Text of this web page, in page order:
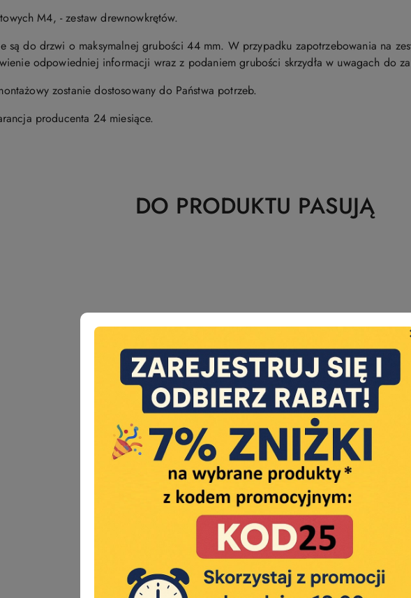
M4, - zestaw drewnowkrętów.
są do drzwi o maksymalnej grubości 44 mm. W przypadku zapotrzebowania na
odpowiedniej informacji wraz z podaniem grubości skrzydła w uwagach do
zostanie dostosowany do Państwa potrzeb.
producenta 24 miesiące.
Produkty
DO PRODUKTU PASUJĄ